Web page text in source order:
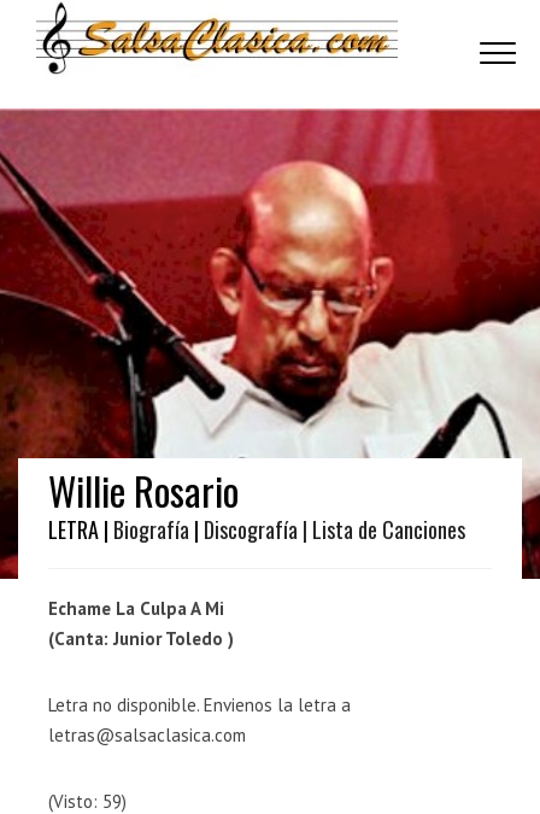
Willie Rosario
LETRA | Biografía | Discografía | Lista de Canciones
Echame La Culpa A Mi
(Canta: Junior Toledo )
Letra no disponible. Envienos la letra a
letras@salsaclasica.com
(Visto: 59)